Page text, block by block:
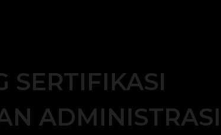
SERTIFIKASI
ADMINISTRASI